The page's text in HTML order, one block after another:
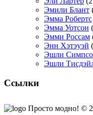
Эмили Блант
Эмма Робертс
Эмма Уотсон
Эмми Россам
Энн Хэтэуэй
Эшли
Эшли
Ссылки
Просто модно! ©